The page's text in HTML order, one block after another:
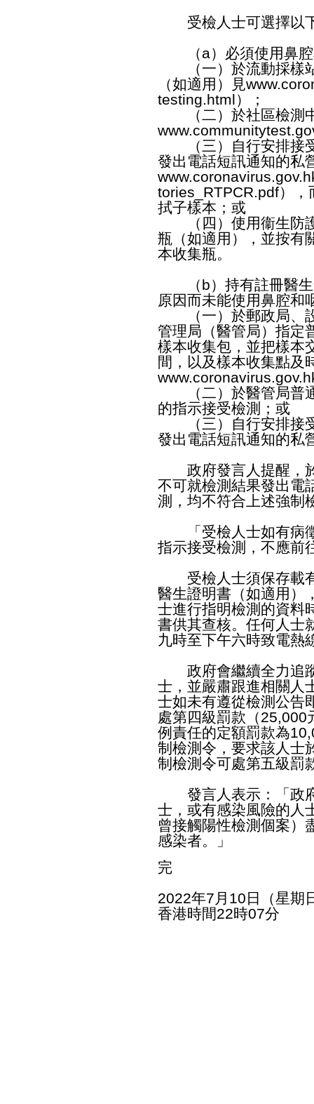
受檢人士可選擇以
（a）必須使用鼻腔
（一）於流動採樣站
（如適用）見
testing.html）；
（二）於社區檢測中
（三）自行安排接受
發出電話短訊通知的私
tories_RTPCR.pdf），
拭子樣本；或
（四）使用衞生防護
瓶（如適用），並按有
本收集瓶。
（b）持有註冊醫生
原因而未能使用鼻腔和
（一）於郵政局、設
管理局（醫管局）指定
樣本收集包，並把樣本
間，以及樣本收集點及
（二）於醫管局普通
的指示接受檢測；或
（三）自行安排接受
發出電話短訊通知的私
政府發言人提醒，於
不可就檢測結果發出電
測，均不符合上述強制
「受檢人士如有病徵
指示接受檢測，不應前
受檢人士須保存載有
醫生證明書（如適用）
士進行指明檢測的資料
書供其查核。任何人士
九時至下午六時致電熱
政府會繼續全力追蹤
士，並嚴肅跟進相關人
士如未有遵從檢測公告
處第四級罰款（25,000
例責任的定額罰款為
制檢測令，要求該人士
制檢測令可處第五級罰
發言人表示：「政府
士，或有感染風險的人
曾接觸陽性檢測個案）
感染者。」
完
2022年7月10日（星期
香港時間22時07分